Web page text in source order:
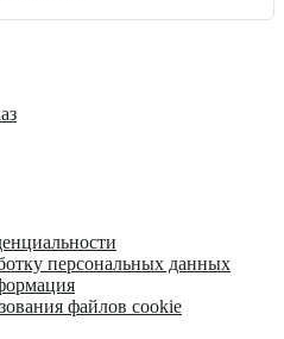
персональных данных
файлов cookie